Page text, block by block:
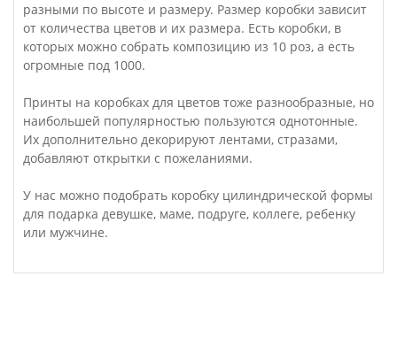
разными по высоте и размеру. Размер коробки зависит
от количества цветов и их размера. Есть коробки, в
которых можно собрать композицию из 10 роз, а есть
огромные под 1000.
Принты на коробках для цветов тоже разнообразные, но
наибольшей популярностью пользуются однотонные.
Их дополнительно декорируют лентами, стразами,
добавляют открытки с пожеланиями.
У нас можно подобрать коробку цилиндрической формы
для подарка девушке, маме, подруге, коллеге, ребенку
или мужчине.